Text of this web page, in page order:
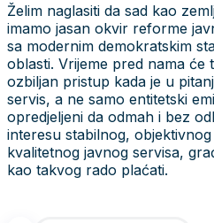
Želim naglasiti da sad kao
imamo jasan okvir reforme
sa modernim demokratskim
oblasti. Vrijeme pred nama će
ozbiljan pristup kada je u
servis, a ne samo entitetski
opredjeljeni da odmah i bez
interesu stabilnog,
kvalitetnog javnog servisa,
kao takvog rado plaćati.